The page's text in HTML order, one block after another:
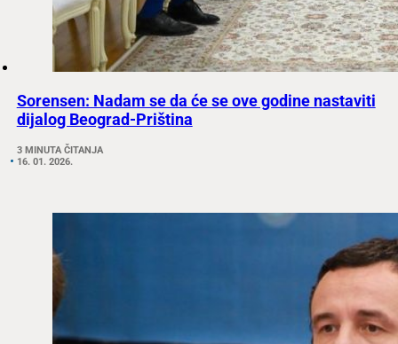
Sorensen: Nadam se da će se ove godine nastaviti
dijalog Beograd-Priština
3 MINUTA ČITANJA
16. 01. 2026.